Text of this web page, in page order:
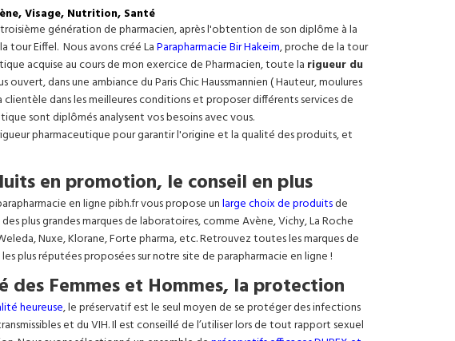
Visage, Nutrition, Santé
génération de pharmacien, après l'obtention de son diplôme à la
tour Eiffel. Nous avons créé LaParapharmacie Bir Hakeim, proche de la tour
acquise au cours de mon exercice de Pharmacien, toute la rigueur du
dans une ambiance du Paris Chic Haussmannien ( Hauteur, moulures
dans les meilleures conditions et proposer différents services de
sont diplômés analysent vos besoins avec vous.
pharmaceutique pour garantir l'origine et la qualité des produits, et
en promotion, le conseil en plus
en ligne pibh.fr vous propose unlarge choix de produitsde
plus grandes marques de laboratoires, comme Avène, Vichy, La Roche
Nuxe, Klorane, Forte pharma, etc. Retrouvez toutes les marques de
plus réputées proposées sur notre site de parapharmacie en ligne !
des Femmes et Hommes, la protection
heureuse, le préservatif est le seul moyen de se protéger des infections
et du VIH. Il est conseillé de l’utiliser lors de tout rapport sexuel